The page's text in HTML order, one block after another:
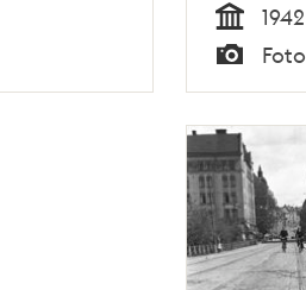
Tid
1942
Typ
Foto